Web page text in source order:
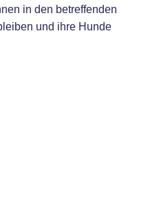
in den betreffenden
und ihre Hunde